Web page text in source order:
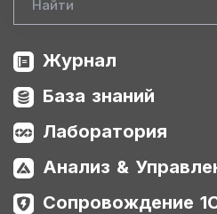
Журнал
База знаний
Лаборатория
Анализ &
Сопровождение